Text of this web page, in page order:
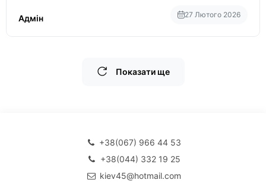
Адмін 27 Лютого 2026
Показати ще
+38(067) 966 44 53
+38(044) 332 19 25
kiev45@hotmail.com